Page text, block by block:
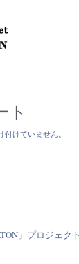
ト
付けていません。
」プロジェ